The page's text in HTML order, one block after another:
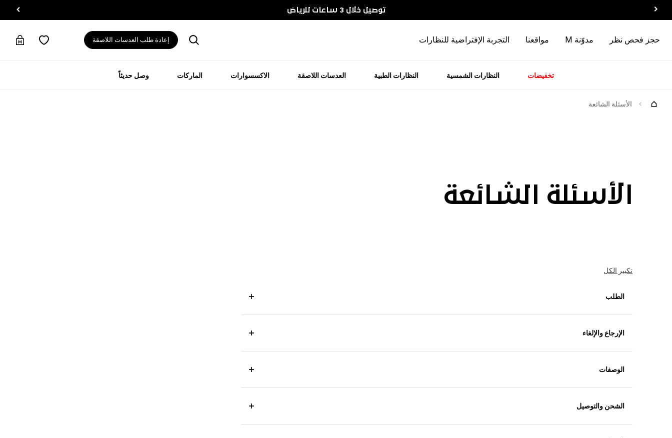
توصيل خلال 3 ساعات للرياض
حجز فحص نظر مدوّنة M مواقعنا التجربة الإفتراضية للنظارات إعادة طلب العدسات اللاصقة
تخفيضات النظارات الشمسية النظارات الطبية العدسات اللاصقة الاكسسوارات الماركات وصل حديثاً
الأسئلة الشائعة
الأسئلة الشائعة
تكبير الكل
الطلب
الإرجاع والإلغاء
الوصفات
الشحن والتوصيل